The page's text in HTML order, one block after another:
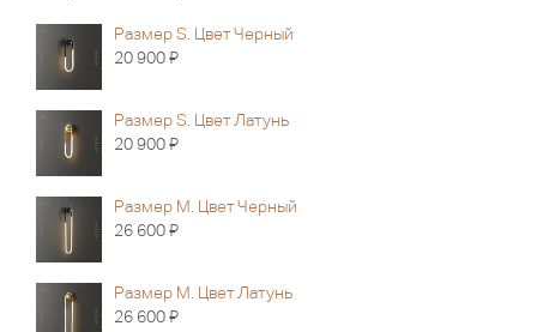
Размер S. Цвет Черный
20 900Я
Размер S. Цвет Латунь
20 900Я
Размер M. Цвет Черный
26 600Я
Размер M. Цвет Латунь
26 600Я